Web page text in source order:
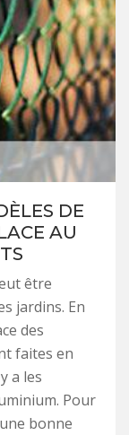
DE
AU
être
jardins. En
des
faites en
a les
Pour
bonne